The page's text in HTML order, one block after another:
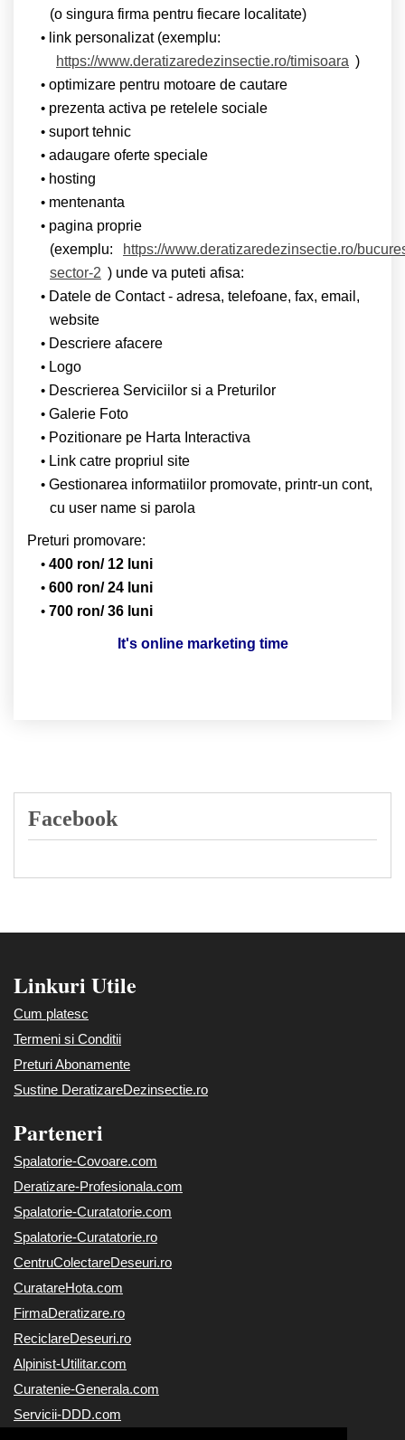
(o singura firma pentru fiecare localitate)
link personalizat (exemplu:
https://www.deratizaredezinsectie.ro/timisoara )
optimizare pentru motoare de cautare
prezenta activa pe retelele sociale
suport tehnic
adaugare oferte speciale
hosting
mentenanta
pagina proprie
(exemplu:
https://www.deratizaredezinsectie.ro/
sector-2 ) unde va puteti afisa:
Datele de Contact - adresa, telefoane, fax, email,
website
Descriere afacere
Logo
Descrierea Serviciilor si a Preturilor
Galerie Foto
Pozitionare pe Harta Interactiva
Link catre propriul site
Gestionarea informatiilor promovate, printr-un cont,
cu user name si parola
Preturi promovare:
400 ron/ 12 luni
600 ron/ 24 luni
700 ron/ 36 luni
It's online marketing time
Facebook
Linkuri Utile
Cum platesc
Termeni si Conditii
Preturi Abonamente
Sustine DeratizareDezinsectie.ro
Parteneri
Spalatorie-Covoare.com
Deratizare-Profesionala.com
Spalatorie-Curatatorie.com
Spalatorie-Curatatorie.ro
CentruColectareDeseuri.ro
CuratareHota.com
FirmaDeratizare.ro
ReciclareDeseuri.ro
Alpinist-Utilitar.com
Curatenie-Generala.com
Servicii-DDD.com